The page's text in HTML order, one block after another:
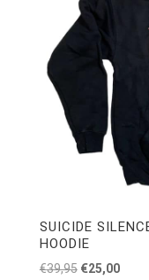
SUICIDE
HOODIE
€39,95 €25,00